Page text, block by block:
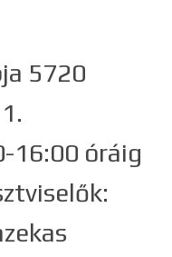
5720
16:00 óráig